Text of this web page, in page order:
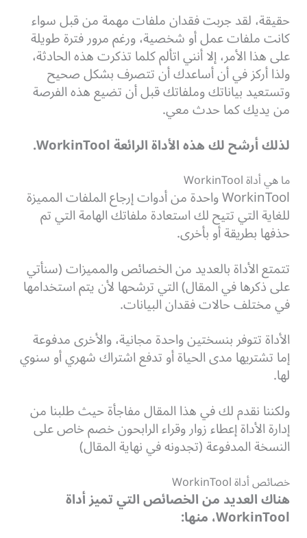
حقيقة، لقد جربت فقدان ملفات مهمة من قبل سواء
كانت ملفات عمل أو شخصية، ورغم مرور فترة طويلة
على هذا الأمر،إلا أنني اتألم كلما تذكرت هذه الحادثة،
ولذا أركز في أن أساعدك أن تتصرف بشكل صحيح
وتستعيد بياناتك وملفاتك قبل أن تضيع هذه الفرصة
من يديك كما حدث معي.
لذلك أرشح لك هذه الأداة الرائعةWorkinTool
.
ما هي أداة WorkinTool
WorkinTool واحدة من أدوات إرجاع الملفات المميزة
للغاية التي تتيح لك استعادة ملفاتك الهامة التي تم
حذفها بطريقة أو بأخرى.
تتمتع الأداة بالعديد من الخصائص والمميزات (سنأتي
على ذكرها في المقال) التي ترشحها لأن يتم استخدامها
في مختلف حالات فقدان البيانات.
الأداة تتوفر بنسختين واحدة مجانية، والأخرى مدفوعة
إما تشتريها مدى الحياة أو تدفع اشتراك شهري أو سنوي
لها.
ولكننا نقدم لك في هذا المقال مفاجأة حيث طلبنا من
إدارة الأداة إعطاء زوار وقراء الرابحون خصم خاص على
النسخة المدفوعة (تجدونه في نهاية المقال)
خصائص أداة WorkinTool
هناك العديد من الخصائص التي تميز أداة
WorkinTool، منها: